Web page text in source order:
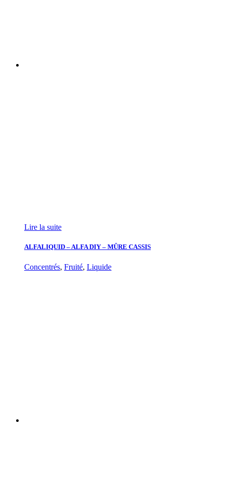
Lire la suite
ALFALIQUID – ALFA DIY – MÛRE CASSIS
Concentrés, Fruité, Liquide